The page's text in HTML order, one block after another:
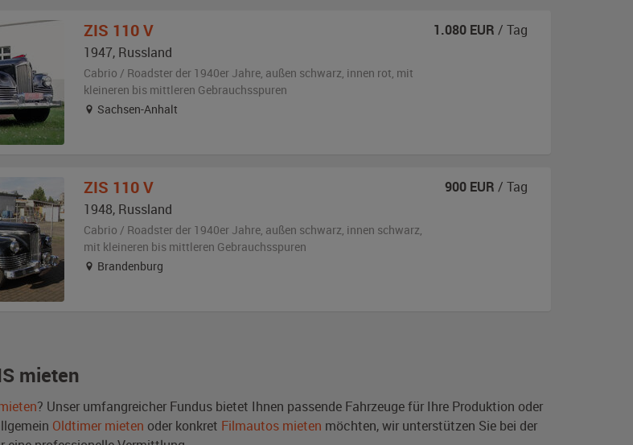
mieten
? Unser umfangreicher Fundus bietet Ihnen passende Fahrzeuge für Ihre Produktion oder
Oldtimer mieten oder konkret Filmautos mieten möchten, wir unterstützen Sie bei der
ZIS 110 V
1947, Russland
Cabrio / Roadster der 1940er Jahre, außen schwarz, innen rot, mit
kleineren bis mittleren Gebrauchsspuren
Sachsen-Anhalt
1.080 EUR / Tag
ZIS 110 V
1948, Russland
Cabrio / Roadster der 1940er Jahre, außen schwarz, innen schwarz,
mit kleineren bis mittleren Gebrauchsspuren
Brandenburg
900 EUR / Tag